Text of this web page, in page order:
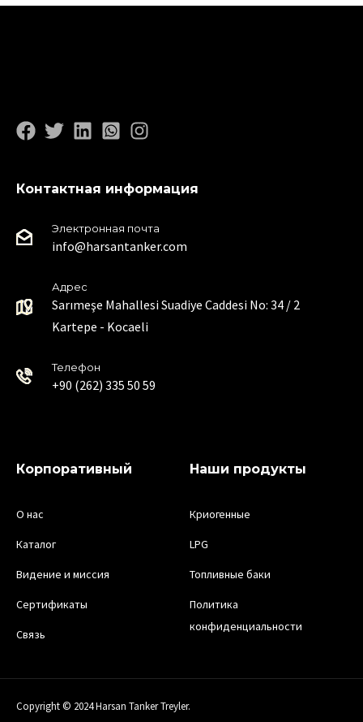
Контактная информация
Электронная почта
info@harsantanker.com
Адрес
Sarımeşe Mahallesi Suadiye Caddesi No: 34 / 2
Kartepe - Kocaeli
Телефон
+90 (262) 335 50 59
Корпоративный
О нас
Каталог
Видение и миссия
Сертификаты
Связь
Наши продукты
Криогенные
LPG
Топливные баки
Политика
конфиденциальности
Copyright © 2024 Harsan Tanker Treyler.